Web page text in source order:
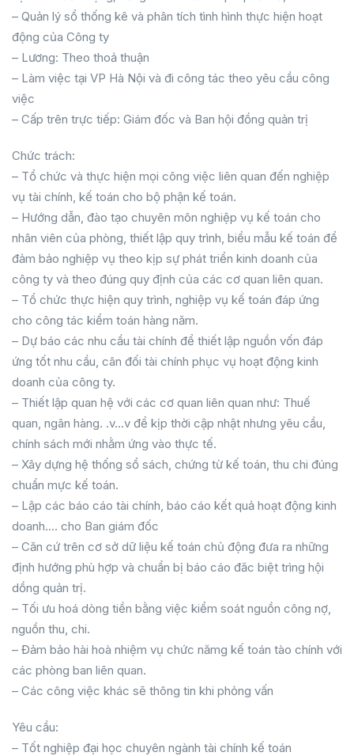
– Quản lý sổ thống kê và phân tích tình hình thực hiện hoạt
động của Công ty
– Lương: Theo thoả thuận
– Làm việc tại VP Hà Nội và đi công tác theo yêu cầu công
việc
– Cấp trên trực tiếp: Giám đốc và Ban hội đồng quản trị
Chức trách:
– Tổ chức và thực hiện mọi công việc liên quan đến nghiệp
vụ tài chính, kế toán cho bộ phận kế toán.
– Hướng dẫn, đào tạo chuyên môn nghiệp vụ kế toán cho
nhân viên của phòng, thiết lập quy trình, biểu mẫu kế toán để
đảm bảo nghiệp vụ theo kịp sự phát triển kinh doanh của
công ty và theo đúng quy định của các cơ quan liên quan.
– Tổ chức thực hiện quy trình, nghiệp vụ kế toán đáp ứng
cho công tác kiểm toán hàng năm.
– Dự báo các nhu cầu tài chính để thiết lập nguồn vốn đáp
ứng tốt nhu cầu, cân đối tài chính phục vụ hoạt động kinh
doanh của công ty.
– Thiết lập quan hệ với các cơ quan liên quan như: Thuế
quan, ngân hàng. .v…v để kịp thời cập nhật nhưng yêu cầu,
chính sách mới nhằm ứng vào thực tế.
– Xây dựng hệ thống sổ sách, chứng từ kế toán, thu chi đúng
chuẩn mực kế toán.
– Lập các báo cáo tài chính, báo cáo kết quả hoạt động kinh
doanh…. cho Ban giám đốc
– Căn cứ trên cơ sở dữ liệu kế toán chủ động đưa ra những
định hướng phù hợp và chuẩn bị báo cáo đăc biệt trìng hội
dồng quản trị.
– Tối ưu hoá dòng tiền bằng việc kiểm soát nguồn công nợ,
nguồn thu, chi.
– Đảm bảo hài hoà nhiệm vụ chức nămg kế toán tào chính với
các phòng ban liên quan.
– Các công việc khác sẽ thông tin khi phỏng vấn
Yêu cầu:
– Tốt nghiệp đại học chuyên ngành tài chính kế toán